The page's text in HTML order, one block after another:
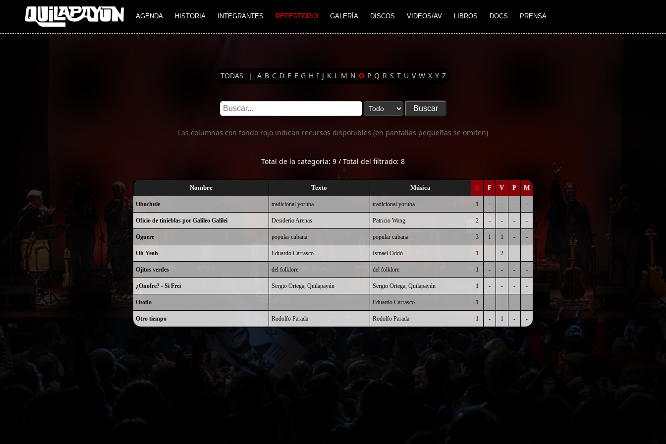
AGENDA HISTORIA INTEGRANTES REPERTORIO GALERÍA DISCOS VIDEOS/AV LIBROS DOCS PRENSA
Imagen 01
TODAS | A B C D E F G H I J K L M N O P Q R S T U V W X Y Z
Las columnas con fondo rojo indican recursos disponibles (en pantallas pequeñas se omiten)
Total de la categoría: 9 / Total del filtrado: 8
Nombre Texto Música A F V P M
Obachule tradicional yoruba tradicional yoruba 1 - - - -
Oficio de tinieblas por Galileo Galilei Desiderio Arenas Patricio Wang 2 - - - -
Oguere popular cubana popular cubana 3 1 1 - -
Oh Yeah Eduardo Carrasco Ismael Oddó 1 - 2 - -
Ojitos verdes del folklore del folklore 1 - - - -
¿Onofre? - Si Frei Sergio Ortega, Quilapayún Sergio Ortega, Quilapayún 1 - - - -
Otoño - Eduardo Carrasco 1 - - - -
Otro tiempo Rodolfo Parada Rodolfo Parada 1 - 1 - -